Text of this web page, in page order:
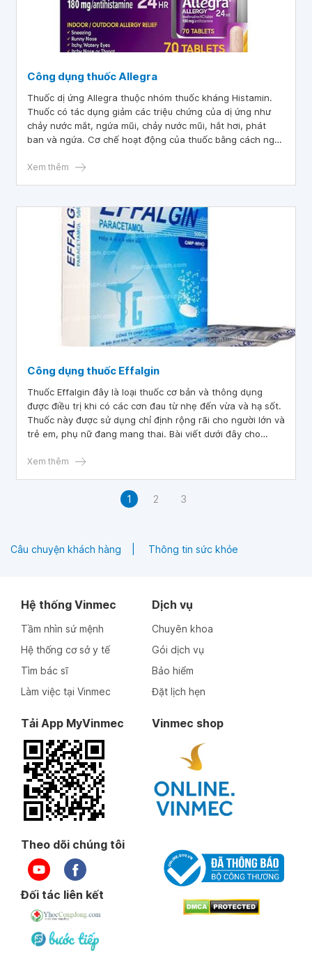
Công dụng thuốc Allegra
Thuốc dị ứng Allegra thuộc nhóm thuốc kháng Histamin.
Thuốc có tác dụng giảm các triệu chứng của dị ứng như
chảy nước mắt, ngứa mũi, chảy nước mũi, hắt hơi, phát
ban và ngứa. Cơ chế hoạt động của thuốc bằng cách ngăn
Xem thêm
Công dụng thuốc Effalgin
Thuốc Effalgin đây là loại thuốc cơ bản và thông dụng
được điều trị khi có các cơn đau từ nhẹ đến vừa và hạ sốt.
Thuốc này được sử dụng chỉ định rộng rãi cho người lớn và
trẻ em, phụ nữ đang mang thai. Bài viết dưới đây cho
Xem thêm
1 2 3
Câu chuyện khách hàng Thông tin sức khỏe
Hệ thống Vinmec
Tầm nhìn sứ mệnh
Hệ thống cơ sở y tế
Tìm bác sĩ
Làm việc tại Vinmec
Dịch vụ
Chuyên khoa
Gói dịch vụ
Bảo hiểm
Đặt lịch hẹn
Tải App MyVinmec Vinmec shop
Theo dõi chúng tôi
Đối tác liên kết